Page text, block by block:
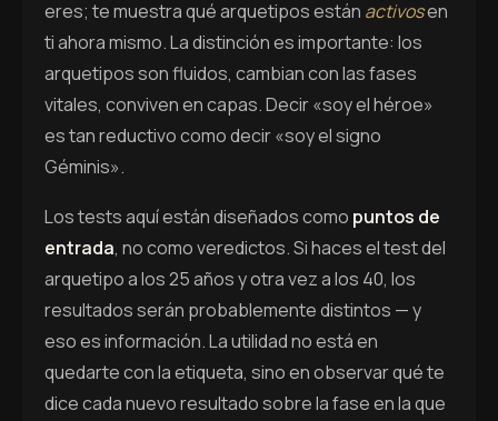
eres; te muestra qué arquetipos están activosen
ti ahora mismo. La distinción es importante: los
arquetipos son fluidos, cambian con las fases
vitales, conviven en capas. Decir «soy el héroe»
es tan reductivo como decir «soy el signo
Géminis».
Los tests aquí están diseñados como puntos de
entrada, no como veredictos. Si haces el test del
arquetipo a los 25 años y otra vez a los 40, los
resultados serán probablemente distintos — y
eso es información. La utilidad no está en
quedarte con la etiqueta, sino en observar qué te
dice cada nuevo resultado sobre la fase en la que